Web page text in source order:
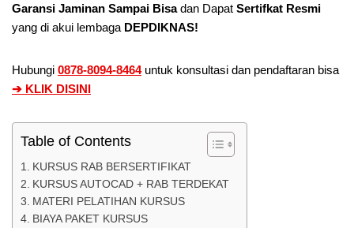
Garansi Jaminan Sampai Bisadan Dapat Sertifkat Resmi
yang di akui lembaga DEPDIKNAS!
Hubungi 0878-8094-8464untuk konsultasi dan pendaftaran bisa
➔ KLIK DISINI
Table of Contents
KURSUS RAB BERSERTIFIKAT
KURSUS AUTOCAD + RAB TERDEKAT
MATERI PELATIHAN KURSUS
BIAYA PAKET KURSUS